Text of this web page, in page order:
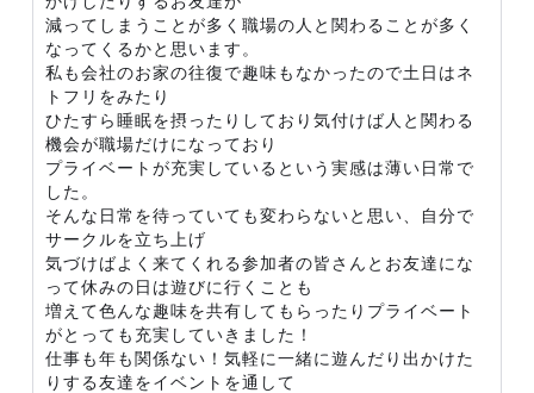
減ってしまうことが多く職場の人と関わることが多く
なってくるかと思います。
私も会社のお家の往復で趣味もなかったので土日はネ
トフリをみたり
ひたすら睡眠を摂ったりしており気付けば人と関わる
機会が職場だけになっており
プライベートが充実しているという実感は薄い日常で
した。
そんな日常を待っていても変わらないと思い、自分で
サークルを立ち上げ
気づけばよく来てくれる参加者の皆さんとお友達にな
って休みの日は遊びに行くことも
増えて色んな趣味を共有してもらったりプライベート
がとっても充実していきました！
仕事も年も関係ない！気軽に一緒に遊んだり出かけた
りする友達をイベントを通して